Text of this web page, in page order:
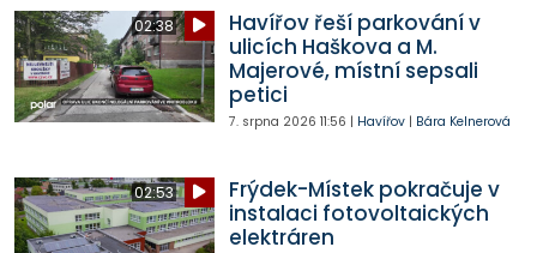
02:38
Havířov řeší parkování v
ulicích Haškova a M.
Majerové, místní sepsali
petici
7. srpna 2026 11:56 | Havířov| Bára Kelnerová
02:53
Frýdek-Místek pokračuje v
instalaci fotovoltaických
elektráren